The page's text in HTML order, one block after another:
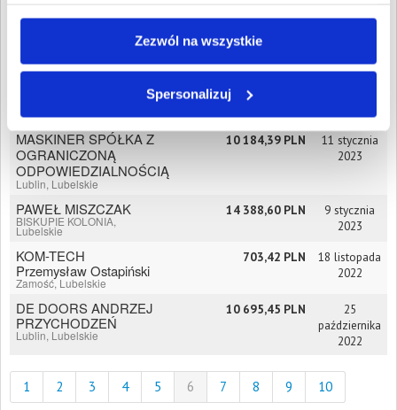
Zezwól na wszystkie
Spersonalizuj
VISTAND SPÓŁKA Z
ODPOWIEDZIALNOŚCIĄ
Lublin, Lubelskie
7 297,15 PLN
23 lutego
Biała Podlaska, Lubelskie
9 010,39 PLN
MASKINER SPÓŁKA Z
OGRANICZONĄ
ODPOWIEDZIALNOŚCIĄ
Lublin, Lubelskie
10 184,39 PLN
11 stycznia
2023
PAWEŁ MISZCZAK
BISKUPIE KOLONIA,
Lubelskie
14 388,60 PLN
9 stycznia
2023
KOM-TECH
Przemysław Ostapiński
Zamość, Lubelskie
703,42 PLN
18 listopada
2022
DE DOORS ANDRZEJ
PRZYCHODZEŃ
Lublin, Lubelskie
10 695,45 PLN
25
października
2022
1 2 3 4 5 6 7 8 9 10